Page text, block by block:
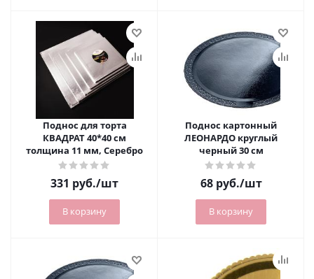
Поднос для торта
КВАДРАТ 40*40 см
толщина 11 мм, Серебро
331 руб./шт
В корзину
Поднос картонный
ЛЕОНАРДО круглый
черный 30 см
68руб./шт
В корзину